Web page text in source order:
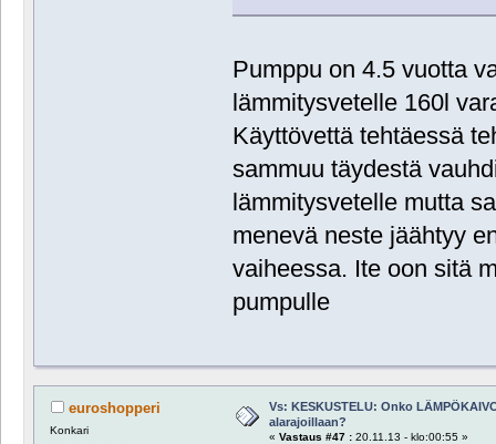
Pumppu on 4.5 vuotta
lämmitysvetelle 160l
Käyttövettä tehtäessä
sammuu täydestä
lämmitysvetelle mutta
menevä neste jäähtyy
vaiheessa. Ite oon sitä
pumpulle
euroshopperi
Konkari
Vs: KESKUSTELU: Onko
alarajoillaan?
« Vastaus #47 :20.11.13 - klo:00:55 »